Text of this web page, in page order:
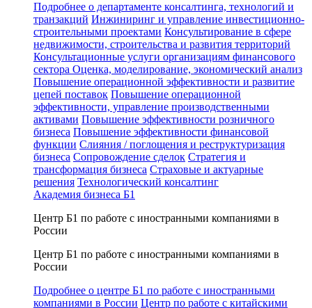
Подробнее о департаменте консалтинга, технологий и
транзакций Инжиниринг и управление инвестиционно-
строительными проектами Консультирование в сфере
недвижимости, строительства и развития территорий
Консультационные услуги организациям финансового
сектора Оценка, моделирование, экономический анализ
Повышение операционной эффективности и развитие
цепей поставок Повышение операционной
эффективности, управление производственными
активами Повышение эффективности розничного
бизнеса Повышение эффективности финансовой
функции Слияния / поглощения и реструктуризация
бизнеса Сопровождение сделок Стратегия и
трансформация бизнеса Страховые и актуарные
решения Технологический консалтинг
Академия бизнеса Б1
Центр Б1 по работе с иностранными компаниями в
России
Центр Б1 по работе с иностранными компаниями в
России
Подробнее о центре Б1 по работе с иностранными
компаниями в России Центр по работе с китайскими